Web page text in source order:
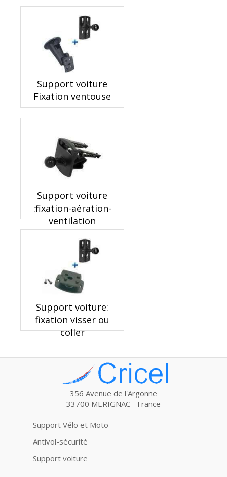
Support voiture
Fixation ventouse
Support voiture
:fixation-aération-
ventilation
Support voiture:
fixation visser ou
coller
356 Avenue de l'Argonne
33700 MERIGNAC - France
Support Vélo et Moto
Antivol-sécurité
Support voiture